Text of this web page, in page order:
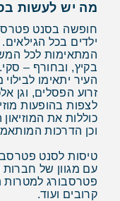
מה יש לעשות
חופשה בסנט
ילדים בכל
המתאימות לכל
בקיץ, ובחורף –
העיר יתאימו
זרוע הפסלים, וגן
לצפות בהופעות
כוללות את
וכן הדרכות
טיסות לסנט
עם מגוון של
פטרסבורג למטרות
קרובים ועוד.